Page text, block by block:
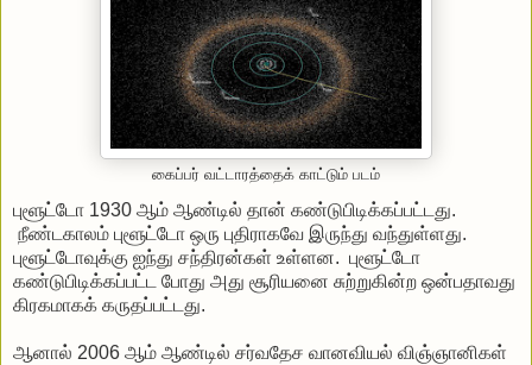
கைப்பர் வட்டாரத்தைக் காட்டும் படம்
புளூட்டோ 1930 ஆம் ஆண்டில் தான் கண்டுபிடிக்கப்பட்டது.
நீண்டகாலம் புளூட்டோ ஒரு புதிராகவே இருந்து வந்துள்ளது.
புளூட்டோவுக்கு ஐந்து சந்திரன்கள் உள்ளன. புளூட்டோ
கண்டுபிடிக்கப்பட்ட போது அது சூரியனை சுற்றுகின்ற ஒன்பதாவது
கிரகமாகக் கருதப்பட்டது.
ஆனால் 2006 ஆம் ஆண்டில் சர்வதேச வானவியல் விஞ்ஞானிகள்